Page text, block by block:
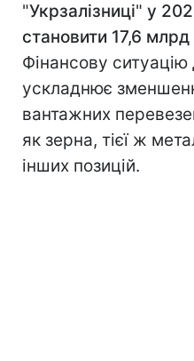
"Укрзалізниці" у
становити 17,6
Фінансову ситуацію
ускладнює
вантажних
як зерна, тієї ж
інших позицій.